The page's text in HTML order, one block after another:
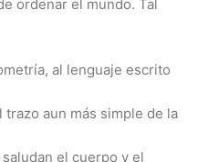
ordenar el mundo. Tal
al lenguaje escrito
aun más simple de la
el cuerpo y el